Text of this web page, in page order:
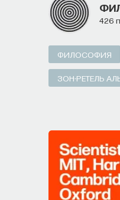
426
ФИЛОСОФИЯ
ЗОН-РЕТЕЛЬ